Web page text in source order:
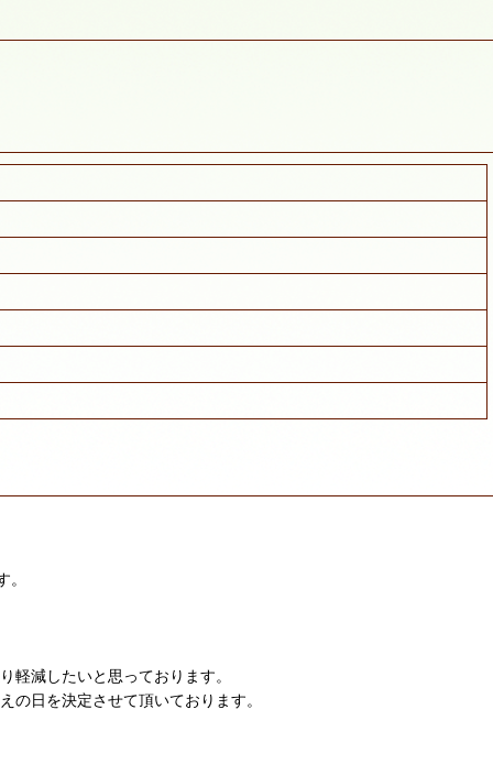
減したいと思っております。
日を決定させて頂いております。